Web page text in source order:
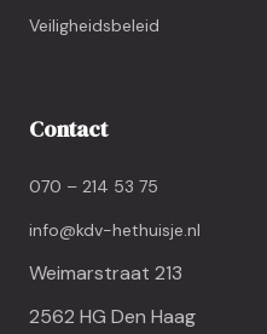
Veiligheidsbeleid
Contact
070 – 214 53 75
info@kdv-hethuisje.nl
Weimarstraat 213
2562 HG Den Haag